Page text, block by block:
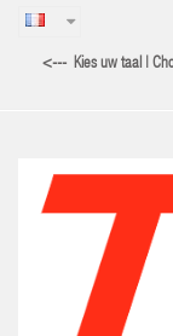
<--- Kies uw taal |